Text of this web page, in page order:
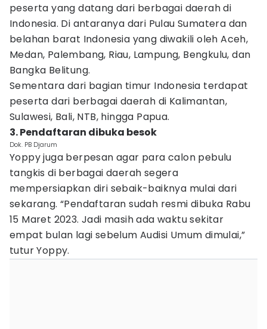
peserta yang datang dari berbagai daerah di
Indonesia. Di antaranya dari Pulau Sumatera dan
belahan barat Indonesia yang diwakili oleh Aceh,
Medan, Palembang, Riau, Lampung, Bengkulu, dan
Bangka Belitung.
Sementara dari bagian timur Indonesia terdapat
peserta dari berbagai daerah di Kalimantan,
Sulawesi, Bali, NTB, hingga Papua.
3. Pendaftaran dibuka besok
Dok. PB Djarum
Yoppy juga berpesan agar para calon pebulu
tangkis di berbagai daerah segera
mempersiapkan diri sebaik-baiknya mulai dari
sekarang. “Pendaftaran sudah resmi dibuka Rabu
15 Maret 2023. Jadi masih ada waktu sekitar
empat bulan lagi sebelum Audisi Umum dimulai,”
tutur Yoppy.